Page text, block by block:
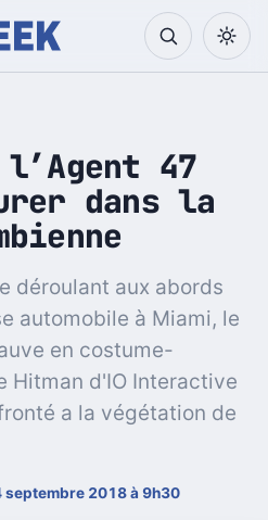
47
dans la
déroulant aux abords
automobile à Miami, le
en costume-
Hitman d'IO Interactive
a la végétation de
septembre 2018 à 9h30